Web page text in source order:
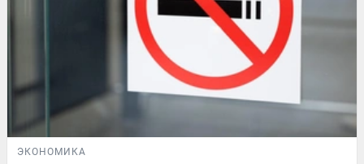
ЭКОНОМИКА